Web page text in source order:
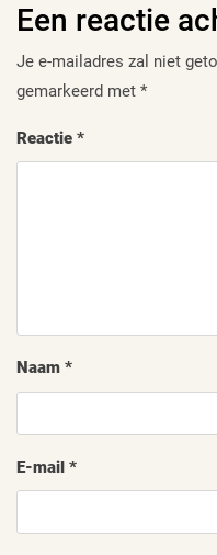
Een reactie
Je e-mailadres zal niet
gemarkeerd met *
Reactie *
Naam *
E-mail *